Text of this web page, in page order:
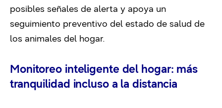
posibles señales de alerta y apoya un
seguimiento preventivo del estado de salud de
los animales del hogar.
Monitoreo inteligente del hogar: más
tranquilidad incluso a la distancia